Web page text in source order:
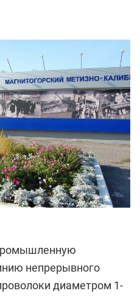
непрерывного
диаметром 1-